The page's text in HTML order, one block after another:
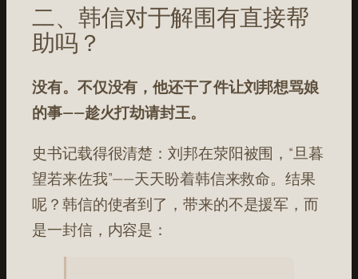
二、韩信对于解围有直接帮
助吗？
没有。不仅没有，他还干了件让刘邦想骂娘
的事——趁火打劫请封王。
史书记载得很清楚：刘邦在荥阳被围，“旦暮
望若来佐我”——天天盼着韩信来救命。结果
呢？韩信的使者到了，带来的不是援军，而
是一封信，内容是：